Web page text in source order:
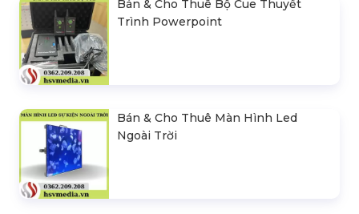
Bán & Cho Thuê Bộ Cue Thuyết
Trình Powerpoint
Bán & Cho Thuê Màn Hình Led
Ngoài Trời